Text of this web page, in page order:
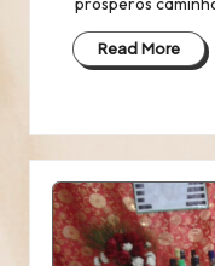
Read More